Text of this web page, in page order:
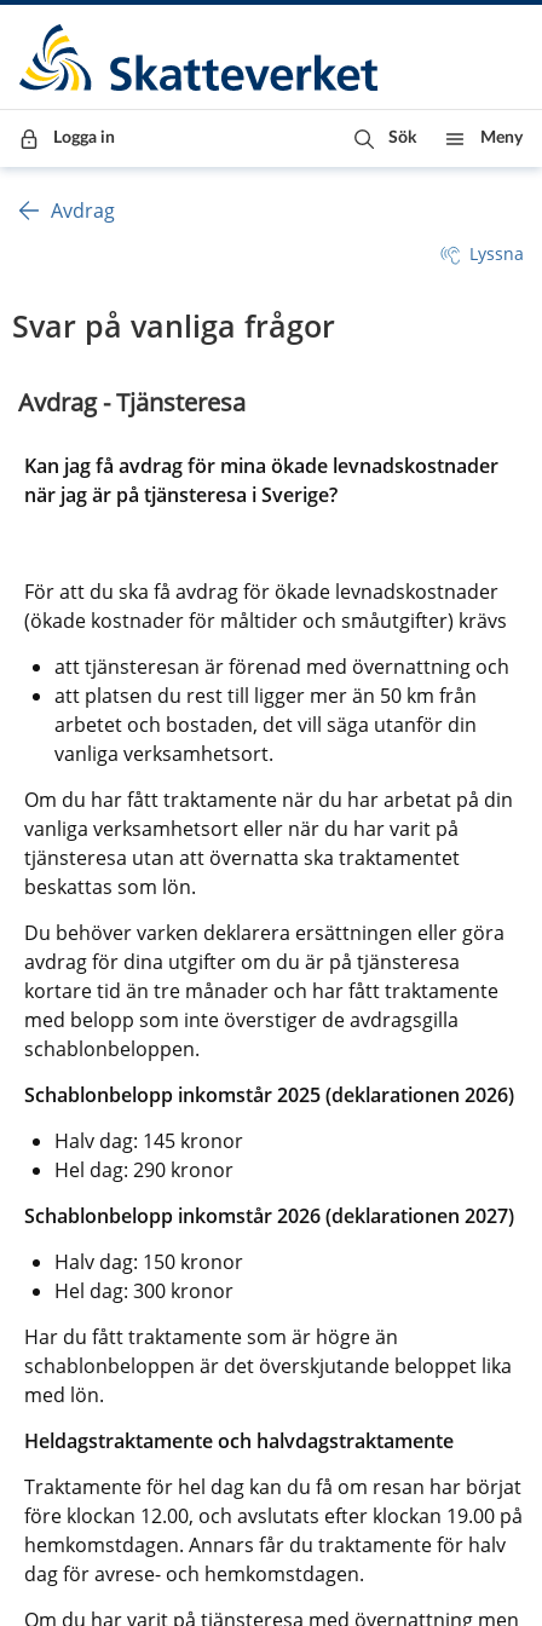
Till innehåll
Till navigationen
Till chattrobot
Logga in Sök Meny
Avdrag
Lyssna
Svar på vanliga frågor
Avdrag - Tjänsteresa
Kan jag få avdrag för mina ökade levnadskostnader
när jag är på tjänsteresa i Sverige?
För att du ska få avdrag för ökade levnadskostnader
(ökade kostnader för måltider och småutgifter) krävs
att tjänsteresan är förenad med övernattning och
att platsen du rest till ligger mer än 50 km från
arbetet och bostaden, det vill säga utanför din
vanliga verksamhetsort.
Om du har fått traktamente när du har arbetat på din
vanliga verksamhetsort eller när du har varit på
tjänsteresa utan att övernatta ska traktamentet
beskattas som lön.
Du behöver varken deklarera ersättningen eller göra
avdrag för dina utgifter om du är på tjänsteresa
kortare tid än tre månader och har fått traktamente
med belopp som inte överstiger de avdragsgilla
schablonbeloppen.
Schablonbelopp inkomstår 2025 (deklarationen 2026)
Halv dag: 145 kronor
Hel dag: 290 kronor
Schablonbelopp inkomstår 2026 (deklarationen 2027)
Halv dag: 150 kronor
Hel dag: 300 kronor
Har du fått traktamente som är högre än
schablonbeloppen är det överskjutande beloppet lika
med lön.
Heldagstraktamente och halvdagstraktamente
Traktamente för hel dag kan du få om resan har börjat
före klockan 12.00, och avslutats efter klockan 19.00 på
hemkomstdagen. Annars får du traktamente för halv
dag för avrese- och hemkomstdagen.
Om du har varit på tjänsteresa med övernattning men